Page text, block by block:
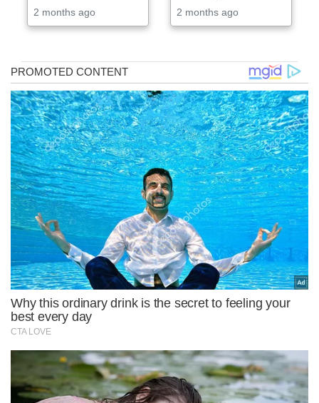
2 months ago 2 months ago